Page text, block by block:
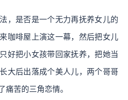
，是否是一个无力再抚养女儿的
咖啡屋上演这一幕，然后把女儿
好把小女孩带回家抚养，把她当
大后出落成个美人儿，两个哥哥
痛苦的三角恋情。